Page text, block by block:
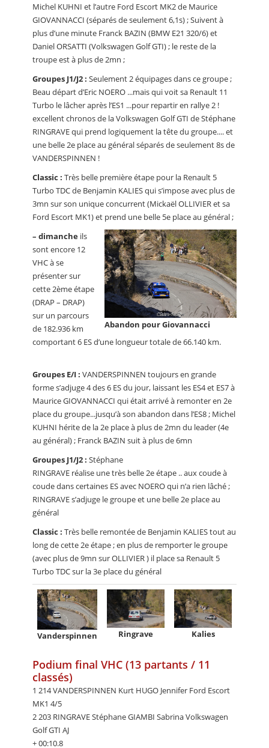
Michel KUHNI et l’autre Ford Escort MK2 de Maurice
GIOVANNACCI (séparés de seulement 6,1s) ; Suivent à
plus d’une minute Franck BAZIN (BMW E21 320/6) et
Daniel ORSATTI (Volkswagen Golf GTI) ; le reste de la
troupe est à plus de 2mn ;
Groupes J1/J2 : Seulement 2 équipages dans ce groupe ;
Beau départ d’Eric NOERO ...mais qui voit sa Renault 11
Turbo le lâcher après l’ES1 ...pour repartir en rallye 2 !
excellent chronos de la Volkswagen Golf GTI de Stéphane
RINGRAVE qui prend logiquement la tête du groupe.... et
une belle 2e place au général séparés de seulement 8s de
VANDERSPINNEN !
Classic : Très belle première étape pour la Renault 5
Turbo TDC de Benjamin KALIES qui s’impose avec plus de
3mn sur son unique concurrent (Mickaël OLLIVIER et sa
Ford Escort MK1) et prend une belle 5e place au général ;
Abandon pour Giovannacci
– dimanche ils
sont encore 12
VHC à se
présenter sur
cette 2ème étape
(DRAP – DRAP)
sur un parcours
de 182.936 km
comportant 6 ES d’une longueur totale de 66.140 km.
Groupes E/I : VANDERSPINNEN toujours en grande
forme s’adjuge 4 des 6 ES du jour, laissant les ES4 et ES7 à
Maurice GIOVANNACCI qui était arrivé à remonter en 2e
place du groupe...jusqu’à son abandon dans l’ES8 ; Michel
KUHNI hérite de la 2e place à plus de 2mn du leader (4e
au général) ; Franck BAZIN suit à plus de 6mn
Groupes J1/J2 : Stéphane
RINGRAVE réalise une très belle 2e étape .. aux coude à
coude dans certaines ES avec NOERO qui n’a rien lâché ;
RINGRAVE s’adjuge le groupe et une belle 2e place au
général
Classic : Très belle remontée de Benjamin KALIES tout au
long de cette 2e étape ; en plus de remporter le groupe
(avec plus de 9mn sur OLLIVIER ) il place sa Renault 5
Turbo TDC sur la 3e place du général
Vanderspinnen Ringrave Kalies
Podium final VHC (13 partants / 11
classés)
1 214 VANDERSPINNEN Kurt HUGO Jennifer Ford Escort
MK1 4/5
2 203 RINGRAVE Stéphane GIAMBI Sabrina Volkswagen
Golf GTI AJ
+ 00:10.8